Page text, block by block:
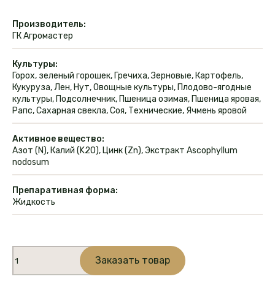
Производитель:
ГК Агромастер
Культуры:
Горох, зеленый горошек, Гречиха, Зерновые, Картофель,
Кукуруза, Лен, Нут, Овощные культуры, Плодово-ягодные
культуры, Подсолнечник, Пшеница озимая, Пшеница яровая,
Рапс, Сахарная свекла, Соя, Технические, Ячмень яровой
Активное вещество:
Азот (N), Калий (K2O), Цинк (Zn), Экстракт Ascophyllum
nodosum
Препаративная форма:
Жидкость
товара
Максифол
Заказать товар